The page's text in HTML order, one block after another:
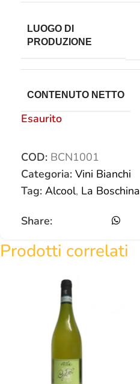
LUOGO DI
PRODUZIONE
CONTENUTO NETTO
Esaurito
COD: BCN1001
Categoria: Vini Bianchi
Tag: Alcool, La Boschina
Share:
Prodotti correlati